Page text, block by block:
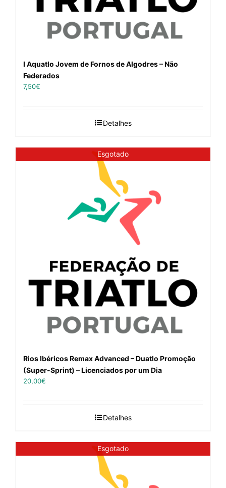
I Aquatlo Jovem de Fornos de Algodres – Não
Federados
7,50€
Detalhes
Esgotado
Rios Ibéricos Remax Advanced – Duatlo Promoção
(Super-Sprint) – Licenciados por um Dia
20,00€
Detalhes
Esgotado